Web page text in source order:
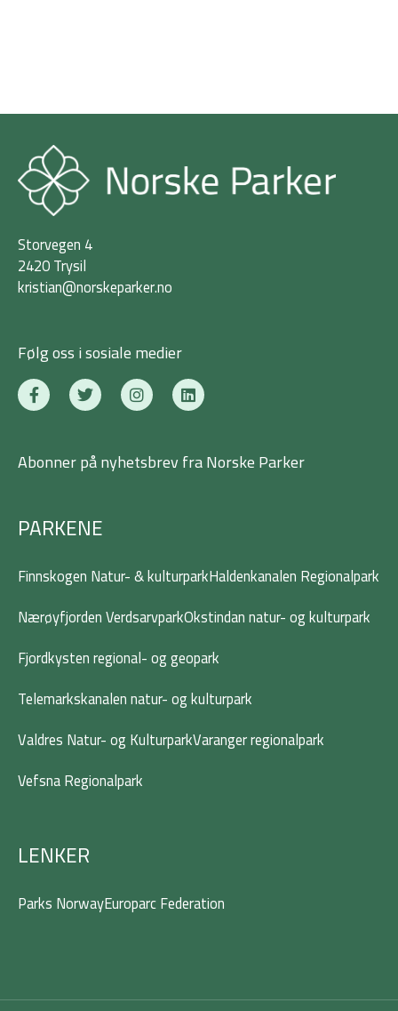
Storvegen 4
2420 Trysil
kristian@norskeparker.no
Følg oss i sosiale medier
F
a
c
o
-
f
T
w
i
e
I
n
s
a
g
L
i
n
e
d
Abonner på nyhetsbrev fra Norske Parker
PARKENE
Finnskogen Natur- & kulturparkHaldenkanalen Regionalpark
Nærøyfjorden VerdsarvparkOkstindan natur- og kulturpark
Fjordkysten regional- og geopark
Telemarkskanalen natur- og kulturpark
Valdres Natur- og KulturparkVaranger regionalpark
Vefsna Regionalpark
LENKER
Parks NorwayEuroparc Federation